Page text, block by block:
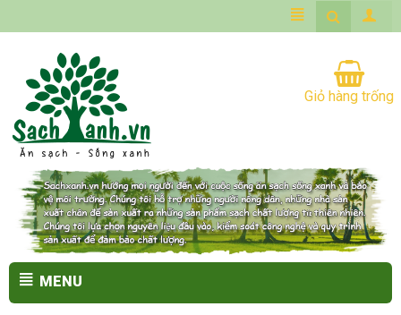
Giỏ hàng trống
MENU